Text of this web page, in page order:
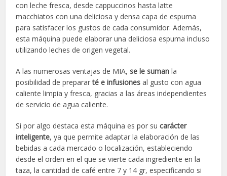
con leche fresca, desde cappuccinos hasta latte
macchiatos con una deliciosa y densa capa de espuma
para satisfacer los gustos de cada consumidor. Además,
esta máquina puede elaborar una deliciosa espuma incluso
utilizando leches de origen vegetal.
A las numerosas ventajas de MIA, se le suman la
posibilidad de prepararté e infusiones al gusto con agua
caliente limpia y fresca, gracias a las áreas independientes
de servicio de agua caliente.
Si por algo destaca esta máquina es por sucarácter
inteligente, ya que permite adaptar la elaboración de las
bebidas a cada mercado o localización, estableciendo
desde el orden en el que se vierte cada ingrediente en la
taza, la cantidad de café entre 7 y 14 gr, especificando si